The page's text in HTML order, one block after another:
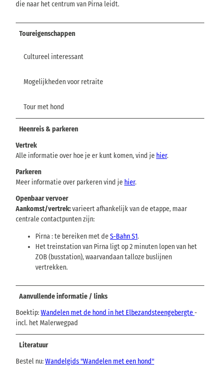
die naar het centrum van Pirna leidt.
Toureigenschappen
Cultureel interessant
Mogelijkheden voor retraite
Tour met hond
Heenreis & parkeren
Vertrek
Alle informatie over hoe je er kunt komen, vind je hier.
Parkeren
Meer informatie over parkeren vind je hier.
Openbaar vervoer
Aankomst/vertrek:varieert afhankelijk van de etappe, maar
centrale contactpunten zijn:
Pirna : te bereiken met deS-Bahn S1.
Het treinstation van Pirna ligt op 2 minuten lopen van het
ZOB (busstation), waarvandaan talloze buslijnen
vertrekken.
Aanvullende informatie / links
Boektip:Wandelen met de hond in het Elbezandsteengebergte-
incl. het Malerwegpad
Literatuur
Bestel nu:Wandelgids "Wandelen met een hond"